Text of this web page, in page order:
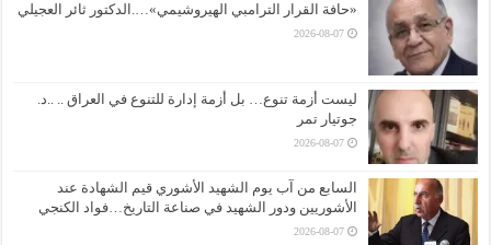
«حافة القرار الترامبي الهيروشيمي»….الدكتور ثائر العجيلي
2026-08-07
ليست أزمة تنوع… بل أزمة إدارة للتنوع في العراق .. ..د.
جوتيار تمر
2026-08-07
السابع من آب يوم الشهيد الأشوري قيم الشهادة عند
الأشوريين ودور الشهيد في صناعة التاريخ…فواد الكنجي
2026-08-07